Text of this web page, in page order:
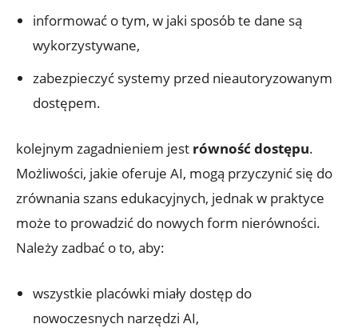
informować o tym, w jaki sposób te dane są
wykorzystywane,
zabezpieczyć systemy przed nieautoryzowanym
dostępem.
kolejnym zagadnieniem jest równość dostępu.
Możliwości, jakie oferuje AI, mogą przyczynić się do
zrównania szans edukacyjnych, jednak w praktyce
może to prowadzić do nowych form nierówności.
Należy zadbać o to, aby:
wszystkie placówki miały dostęp do
nowoczesnych narzędzi AI,